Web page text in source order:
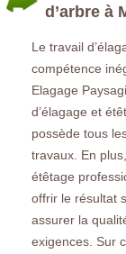
d’arbre à
Le travail
compétence
Elagage
d’élagage et
possède tous
travaux. En
étêtage
offrir le résultat
assurer la
exigences. Sur